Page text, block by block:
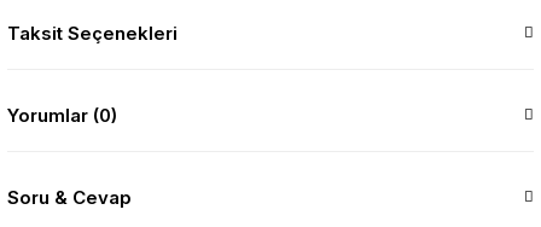
Taksit Seçenekleri
Yorumlar (0)
Soru & Cevap